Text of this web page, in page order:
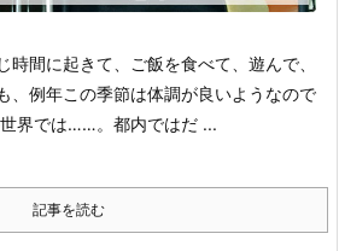
時間に起きて、ご飯を食べて、遊んで、
、例年この季節は体調が良いようなので
界では……。 都内ではだ ...
記事を読む